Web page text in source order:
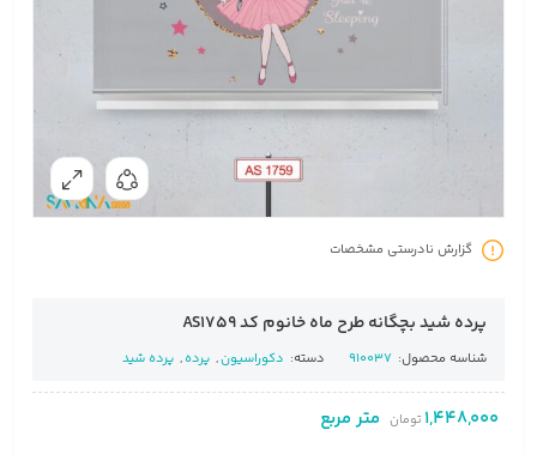
گزارش نادرستی مشخصات
پرده شید بچگانه طرح ماه خانوم کد AS1759
شناسه محصول: 910037 دسته: دکوراسیون, پرده, پرده شید
1,448,000 تومان متر مربع